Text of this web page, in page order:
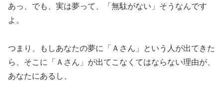
あっ、でも、実は夢って、「無駄がない」そうなんです
よ。
つまり、もしあなたの夢に「Ａさん」という人が出てきた
ら、そこに「Ａさん」が出てこなくてはならない理由が、
あなたにあるし、